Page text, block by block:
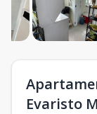
Evaristo